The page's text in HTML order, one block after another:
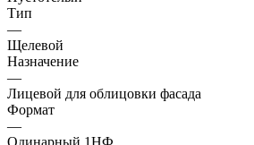
Тип
—
Щелевой
Назначение
—
Лицевой для облицовки фасада
Формат
—
Одинарный 1НФ